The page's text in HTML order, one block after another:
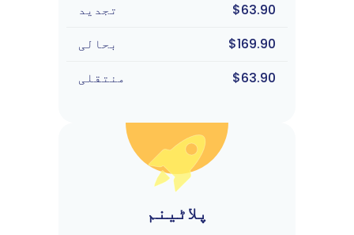
$63.90
تجدید
$169.90
بحالی
$63.90
منتقلی
پلاٹینم